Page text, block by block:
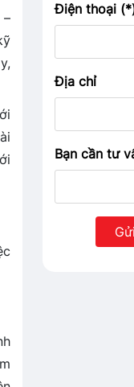
Điện thoại
Địa chỉ
Bạn cần tư